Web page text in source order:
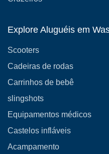
Explore Aluguéis em
Scooters
Cadeiras de rodas
Carrinhos de bebê
slingshots
Equipamentos médicos
Castelos infláveis
Acampamento